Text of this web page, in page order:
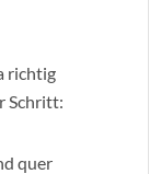
richtig
Schritt:
quer